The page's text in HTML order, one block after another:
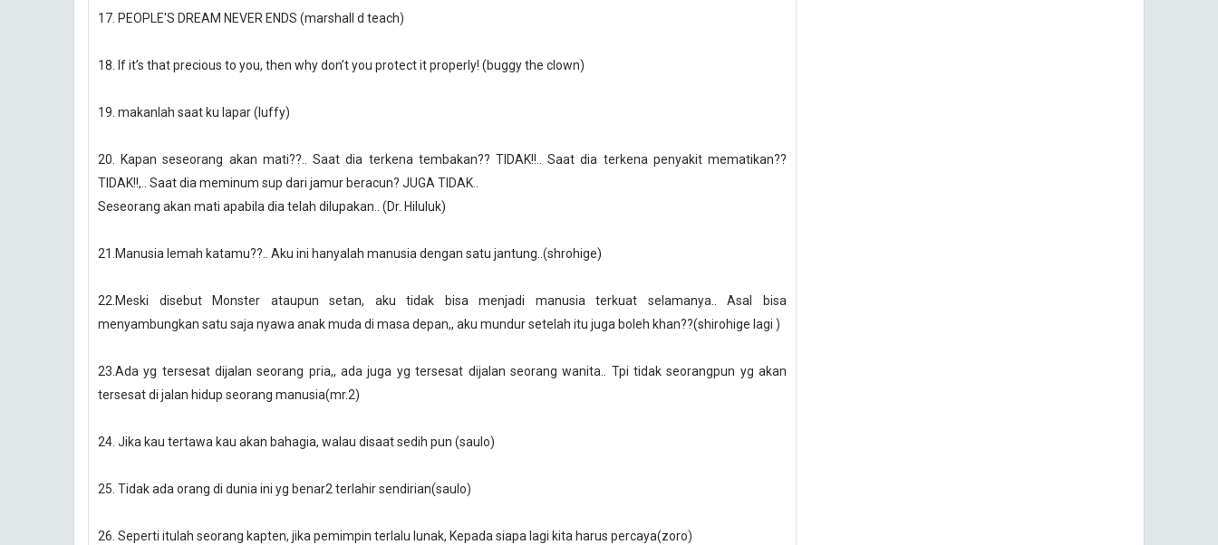
17. PEOPLE'S DREAM NEVER ENDS (marshall d teach)
18. If it’s that precious to you, then why don’t you protect it properly! (buggy the clown)
19. makanlah saat ku lapar (luffy)
20. Kapan seseorang akan mati??.. Saat dia terkena tembakan?? TIDAK!!.. Saat dia terkena penyakit mematikan??
TIDAK!!,.. Saat dia meminum sup dari jamur beracun? JUGA TIDAK..
Seseorang akan mati apabila dia telah dilupakan.. (Dr. Hiluluk)
21.Manusia lemah katamu??.. Aku ini hanyalah manusia dengan satu jantung..(shrohige)
22.Meski disebut Monster ataupun setan, aku tidak bisa menjadi manusia terkuat selamanya.. Asal bisa
menyambungkan satu saja nyawa anak muda di masa depan,, aku mundur setelah itu juga boleh khan??(shirohige lagi )
23.Ada yg tersesat dijalan seorang pria,, ada juga yg tersesat dijalan seorang wanita.. Tpi tidak seorangpun yg akan
tersesat di jalan hidup seorang manusia(mr.2)
24. Jika kau tertawa kau akan bahagia, walau disaat sedih pun (saulo)
25. Tidak ada orang di dunia ini yg benar2 terlahir sendirian(saulo)
26. Seperti itulah seorang kapten, jika pemimpin terlalu lunak, Kepada siapa lagi kita harus percaya(zoro)